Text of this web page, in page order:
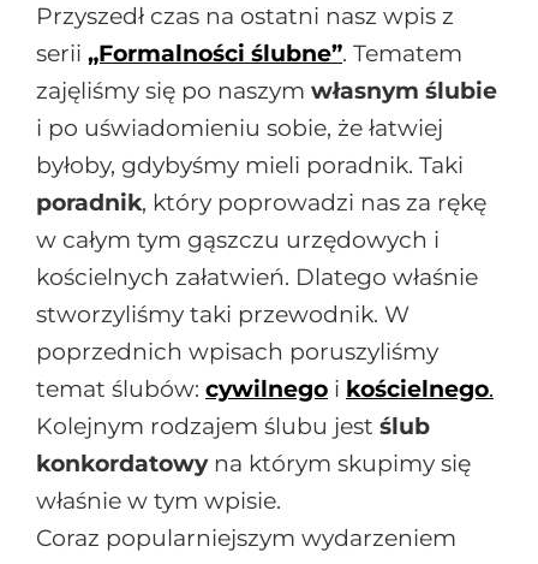
Przyszedł czas na ostatni nasz wpis z
serii „Formalności ślubne”. Tematem
zajęliśmy się po naszym własnym ślubie
i po uświadomieniu sobie, że łatwiej
byłoby, gdybyśmy mieli poradnik. Taki
poradnik, który poprowadzi nas za rękę
w całym tym gąszczu urzędowych i
kościelnych załatwień. Dlatego właśnie
stworzyliśmy taki przewodnik. W
poprzednich wpisach poruszyliśmy
temat ślubów: cywilnego i kościelnego.
Kolejnym rodzajem ślubu jest ślub
konkordatowyna którym skupimy się
właśnie w tym wpisie.
Coraz popularniejszym wydarzeniem